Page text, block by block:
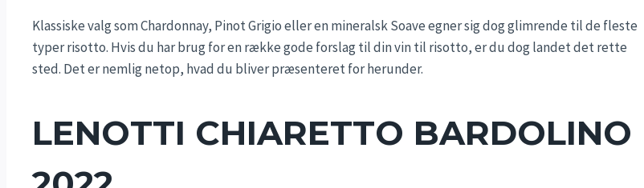
Klassiske valg som Chardonnay, Pinot Grigio eller en mineralsk Soave egner sig dog glimrende til de fleste
typer risotto. Hvis du har brug for en række gode forslag til din vin til risotto, er du dog landet det rette
sted. Det er nemlig netop, hvad du bliver præsenteret for herunder.
LENOTTI CHIARETTO BARDOLINO